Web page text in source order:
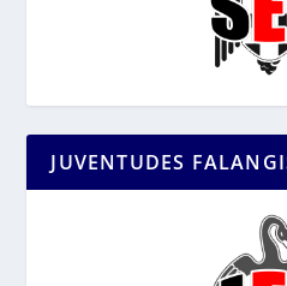
JUVENTUDES